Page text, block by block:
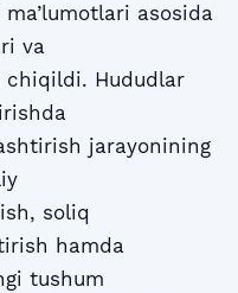
asosida
va
chiqildi. Hududlar
jarayonining
soliq
hamda
tushum